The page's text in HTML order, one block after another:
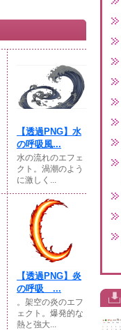
【透過PNG】水
の呼吸風...
水の流れのエフェ
クト。渦潮のよう
に激しく...
【透過PNG】炎
の呼吸 ...
。架空の炎のエフ
ェクト。爆発的な
熱と強大...